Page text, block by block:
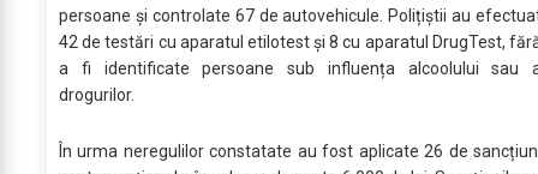
persoane și controlate 67 de autovehicule. Polițiștii au
42 de testări cu aparatul etilotest și 8 cu aparatul DrugTest,
a fi identificate persoane sub influența alcoolului sau
drogurilor.
În urma neregulilor constatate au fost aplicate 26 de